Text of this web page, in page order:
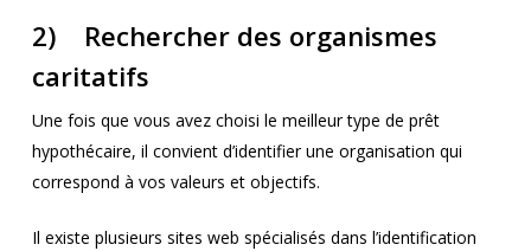
2) Rechercher des organismes
caritatifs
Une fois que vous avez choisi le meilleur type de prêt
hypothécaire, il convient d’identifier une organisation qui
correspond à vos valeurs et objectifs.
Il existe plusieurs sites web spécialisés dans l’identification